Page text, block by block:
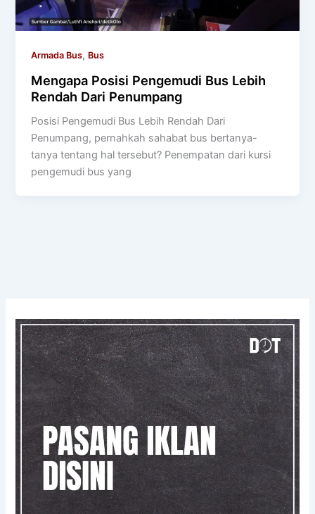
Armada Bus, Bus
Mengapa Posisi Pengemudi Bus Lebih
Rendah Dari Penumpang
Posisi Pengemudi Bus Lebih Rendah Dari
Penumpang, pernahkah sahabat bus bertanya-
tanya tentang hal tersebut? Penempatan dari kursi
pengemudi bus yang